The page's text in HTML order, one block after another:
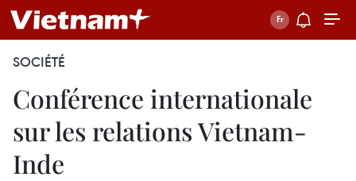
SOCIÉTÉ
Conférence internationale
sur les relations Vietnam-
Inde